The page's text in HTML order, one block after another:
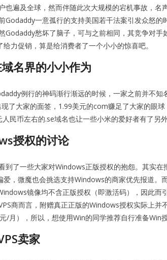
也遍及全球，然而伴随此次大规模的宕机事故，名
Godaddy一意孤行的支持美国若干法案引发众怒的
Godaddy愁坏了脑子，可与之前相同，其竞争对手
力促销，算是给消费者了一个小小的惊喜吧。
名界的小小作为
例行的神码渐行渐远的时候，一家之前并不知
了大家的面签，1.99美元的com赚足了大家的眼
民币左右的.se域名也让一些小米的爱好者有了另
授权的讨论
到了一些大家对Windows正版授权的抱怨。其实在
爱，微魔也会挑选支持Windows的商家优先报道。
镜像均不含正版授权（即激活码），因此而
商而言，附赠真正正版的Windows授权实际上并
/月），所以，想使用Win的同学推荐自行准备Win
卖家